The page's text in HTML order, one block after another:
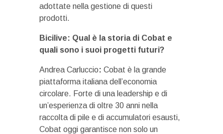
adottate nella gestione di questi
prodotti.
Bicilive: Qual è la storia di Cobat e
quali sono i suoi progetti futuri?
Andrea Carluccio: Cobat è la grande
piattaforma italiana dell’economia
circolare. Forte di una leadership e di
un’esperienza di oltre 30 anni nella
raccolta di pile e di accumulatori esausti,
Cobat oggi garantisce non solo un